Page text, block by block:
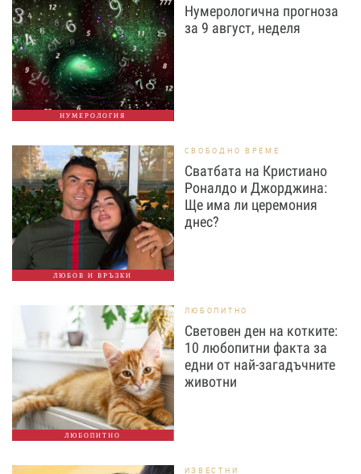
НУМЕРОЛОГИЯ
Нумерологична прогноза
за 9 август, неделя
ЛЮБОВ И ВРЪЗКИ
СВОБОДНО ВРЕМЕ
Сватбата на Кристиано
Роналдо и Джорджина:
Ще има ли церемония
днес?
ЛЮБОПИТНО
ЛЮБОПИТНО
Световен ден на котките:
10 любопитни факта за
едни от най-загадъчните
животни
ИЗВЕСТНИ